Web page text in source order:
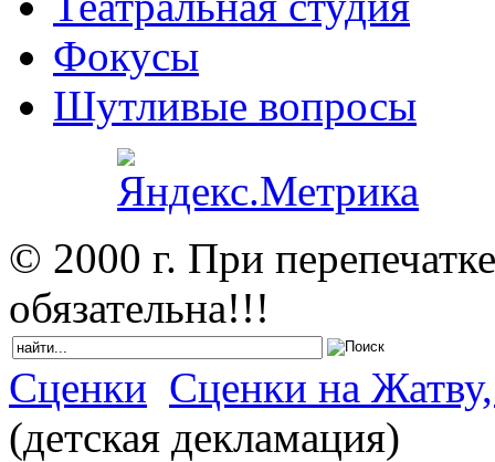
Фокусы
Шутливые вопросы
© 2000 г. При
обязательна!!!
Сценки Сценки на
(детская декламация)